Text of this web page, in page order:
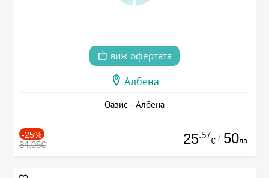
виж офертата
Албена
Оазис - Албена
-25%
34.05€ 25.57
€ / 50лв.